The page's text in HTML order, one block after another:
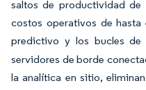
saltos de productividad de
costos operativos de hasta
predictivo y los bucles de
servidores de borde
la analítica en sitio,